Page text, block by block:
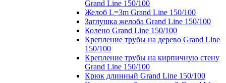
Grand Line 150/100
Желоб L=3m Grand Line 150/100
Заглушка желоба Grand Line 150/100
Колено Grand Line 150/100
Крепление трубы на дерево Grand Line
150/100
Крепление трубы на кирпичную стену
Grand Line 150/100
Крюк длинный Grand Line 150/100